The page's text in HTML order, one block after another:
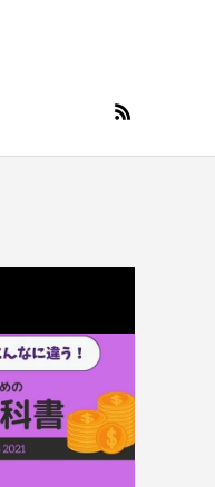
択の考え方